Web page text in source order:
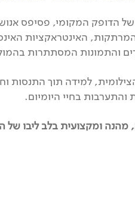
הדופק המקומי, פסיפס
האינטראקציות
והתמונות המסתתרות
למידה תוך התנסות
בחיי היומיום.
מהנה ומקצועית בלב ליבו